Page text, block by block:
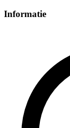
Informatie